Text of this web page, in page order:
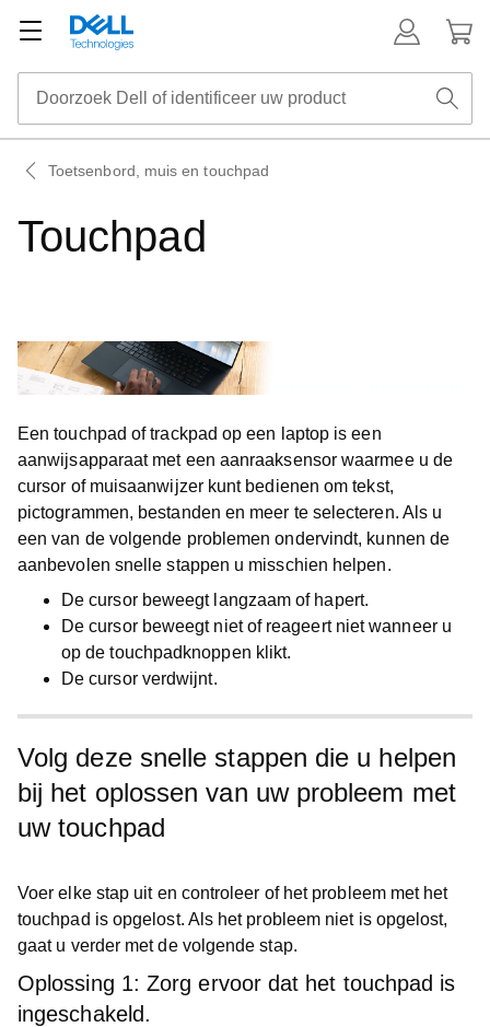
Toetsenbord, muis en touchpad
Touchpad
Een touchpad of trackpad op een laptop is een
aanwijsapparaat met een aanraaksensor waarmee u de
cursor of muisaanwijzer kunt bedienen om tekst,
pictogrammen, bestanden en meer te selecteren. Als u
een van de volgende problemen ondervindt, kunnen de
aanbevolen snelle stappen u misschien helpen.
De cursor beweegt langzaam of hapert.
De cursor beweegt niet of reageert niet wanneer u
op de touchpadknoppen klikt.
De cursor verdwijnt.
Volg deze snelle stappen die u helpen
bij het oplossen van uw probleem met
uw touchpad
Voer elke stap uit en controleer of het probleem met het
touchpad is opgelost. Als het probleem niet is opgelost,
gaat u verder met de volgende stap.
Oplossing 1: Zorg ervoor dat het touchpad is
ingeschakeld.